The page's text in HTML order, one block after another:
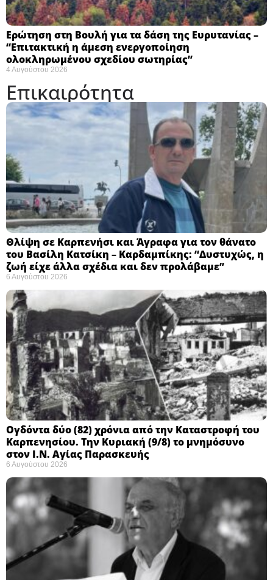
Ερώτηση στη Βουλή για τα δάση της Ευρυτανίας –
“Eπιτακτική η άμεση ενεργοποίηση
ολοκληρωμένου σχεδίου σωτηρίας”
4 Αυγούστου 2026
Επικαιρότητα
Θλίψη σε Καρπενήσι και Άγραφα για τον θάνατο
του Βασίλη Κατσίκη – Καρδαμπίκης: “Δυστυχώς, η
ζωή είχε άλλα σχέδια και δεν προλάβαμε”
6 Αυγούστου 2026
Ογδόντα δύο (82) χρόνια από την Καταστροφή του
Καρπενησίου. Την Κυριακή (9/8) το μνημόσυνο
στον Ι.Ν. Αγίας Παρασκευής
6 Αυγούστου 2026